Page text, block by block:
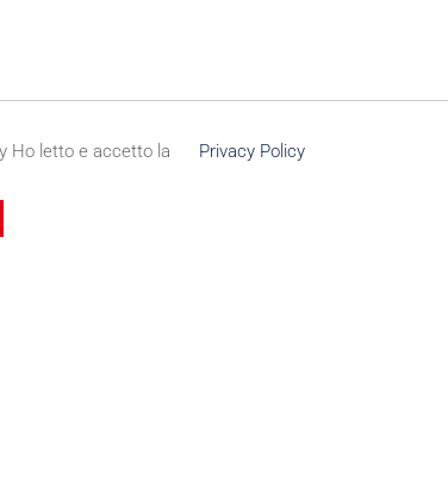
Ho letto e accetto la Privacy Policy